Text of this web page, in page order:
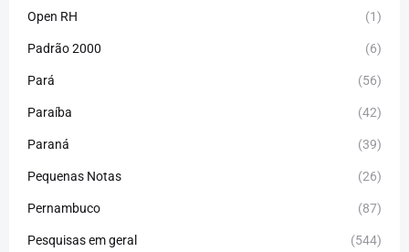
Open RH (1)
Padrão 2000 (6)
Pará (56)
Paraíba (42)
Paraná (39)
Pequenas Notas (26)
Pernambuco (87)
Pesquisas em geral (544)